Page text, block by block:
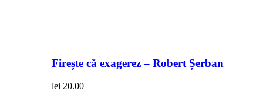
Firește că exagerez – Robert Șerban
lei 20.00